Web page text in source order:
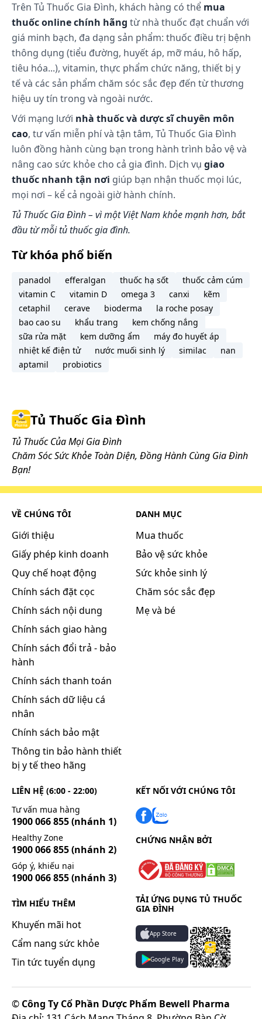
Tham khảo ý kiến của bác sĩ trước khi dùng
Seedcoms Vitamin D Canxi cho đối tượng là
phụ nữ có thai và cho con bú
Sản phẩm Seedcoms Vitamin D Canxi có
thể có đôi chút khác biệt về màu sắc và mùi
vị tùy thuộc vào thành phần nhưng không
ảnh hưởng đến chất lượng nên quý khách
Ảnh hưởng khả năng lái xe & vận hành máy
móc: không ảnh hưởng
Phụ nữ thời kì mang thai & cho con bú:
tham khảo ý kiến bác sĩ
Tương tác thuốc: chưa có báo cáo
Tương kỵ thuốc:
Cách bảo quản:
Tránh nhiệt độ cao, độ ẩm cao và tránh ánh nắng
Trên Tủ Thuốc Gia Đình, khách hàng có thể mua
thuốc online chính hãng từ nhà thuốc đạt chuẩn với
giá minh bạch, đa dạng sản phẩm: thuốc điều trị bệnh
thông dụng (tiểu đường, huyết áp, mỡ máu, hô hấp,
tiêu hóa...), vitamin, thực phẩm chức năng, thiết bị y
tế và các sản phẩm chăm sóc sắc đẹp đến từ thương
hiệu uy tín trong và ngoài nước.
Với mạng lưới nhà thuốc và dược sĩ chuyên môn
cao, tư vấn miễn phí và tận tâm, Tủ Thuốc Gia Đình
luôn đồng hành cùng bạn trong hành trình bảo vệ và
nâng cao sức khỏe cho cả gia đình. Dịch vụ giao
thuốc nhanh tận nơi giúp bạn nhận thuốc mọi lúc,
mọi nơi – kể cả ngoài giờ hành chính.
Tủ Thuốc Gia Đình – vì một Việt Nam khỏe mạnh hơn, bắt
đầu từ mỗi tủ thuốc gia đình.
Từ khóa phổ biến
panadol efferalgan thuốc hạ sốt
thuốc cảm cúm
vitamin C
vitamin D omega 3 canxi
kẽm
cetaphil
cerave bioderma
la roche posay
bao cao su
khẩu trang
kem chống nắng
sữa rửa mặt
kem dưỡng ẩm
máy đo huyết áp
nhiệt kế điện tử
nước muối sinh lý similac
nan
aptamil
probiotics
Tủ Thuốc Gia Đình
Tủ Thuốc Của Mọi Gia Đình
Chăm Sóc Sức Khỏe Toàn Diện, Đồng Hành Cùng Gia Đình
Bạn!
VỀ CHÚNG TÔI
Giới thiệu
Giấy phép kinh doanh
Quy chế hoạt động
Chính sách đặt cọc
Chính sách nội dung
Chính sách giao hàng
Chính sách đổi trả - bảo
hành
Chính sách thanh toán
Chính sách dữ liệu cá
nhân
Chính sách bảo mật
Thông tin bảo hành thiết
bị y tế theo hãng
DANH MỤC
Mua thuốc
Bảo vệ sức khỏe
Sức khỏe sinh lý
Chăm sóc sắc đẹp
Mẹ và bé
LIÊN HỆ (6:00 - 22:00)
Tư vấn mua hàng
1900 066 855(nhánh 1)
Healthy Zone
1900 066 855(nhánh 2)
Góp ý, khiếu nại
1900 066 855(nhánh 3)
TÌM HIỂU THÊM
Khuyến mãi hot
Cẩm nang sức khỏe
Tin tức tuyển dụng
KẾT NỐI VỚI CHÚNG TÔI
CHỨNG NHẬN BỞI
TẢI ỨNG DỤNG TỦ THUỐC
GIA ĐÌNH
App Store
Google Play
© Công Ty Cổ Phần Dược Phẩm Bewell Pharma